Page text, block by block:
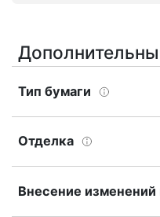
Тип бумаги
Отделка
Внесение изменений